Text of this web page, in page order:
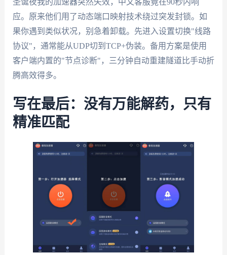
应。原来他们用了动态端口映射技术绕过突发封锁。如
果你遇到类似状况，别急着卸载。先进入设置切换"线路
协议"，通常能从UDP切到TCP+伪装。备用方案是使用
客户端内置的"节点诊断"，三分钟自动重建隧道比手动折
腾高效得多。
写在最后：没有万能解药，只有
精准匹配